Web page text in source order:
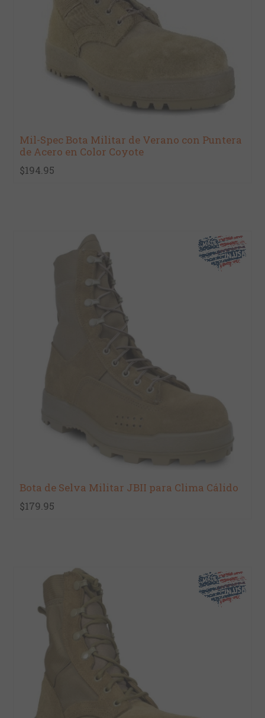
Mil-Spec Bota Militar de Verano con Puntera
de Acero en Color Coyote
$194.95
Bota de Selva Militar JBII para Clima Cálido
$179.95